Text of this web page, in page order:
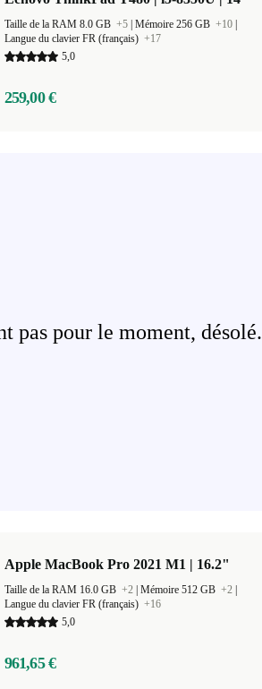
Taille de la RAM 8.0 GB +5 Mémoire 256 GB +10
Langue du clavier FR (français) +17
5,0
259,00 €
pas pour le moment, désolé.
Apple MacBook Pro 2021 M1 | 16.2"
Taille de la RAM 16.0 GB +2 Mémoire 512 GB +2
Langue du clavier FR (français) +16
5,0
961,65 €